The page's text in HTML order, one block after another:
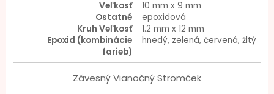
Veľkosť
10 mm x 9 mm
Ostatné
epoxidová
Kruh Veľkosť
1.2 mm x 12 mm
Epoxid (kombinácie
farieb)
hnedý, zelená, červená, žltý
Závesný Vianočný Stromček